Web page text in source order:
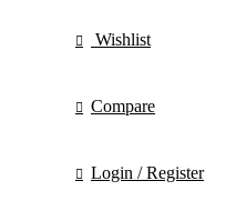
Wishlist
Compare
Login / Register